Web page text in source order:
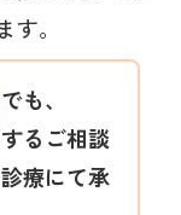
。
でも、
るご相談
療にて承